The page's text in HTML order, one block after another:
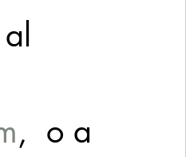
,  o a